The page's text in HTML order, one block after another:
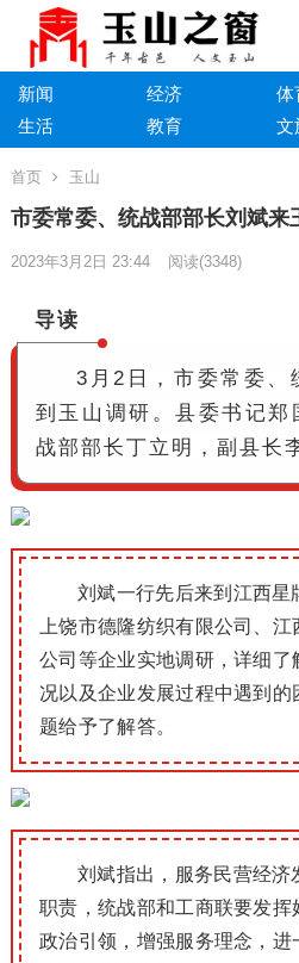
新闻 经济 体
生活
教育 文
首页 玉山
市委常委、统战部部长刘斌来
2023年3月2日 23:44 阅读(3348)
导读
3月2日，市委常委、
到玉山调研。县委书记郑
战部部长丁立明，副县长
刘斌一行先后来到江西星
上饶市德隆纺织有限公司、
公司等企业实地调研，详细
况以及企业发展过程中遇到的
题给予了解答。
刘斌指出，服务民营经济
职责，统战部和工商联要发挥
政治引领，增强服务理念，进